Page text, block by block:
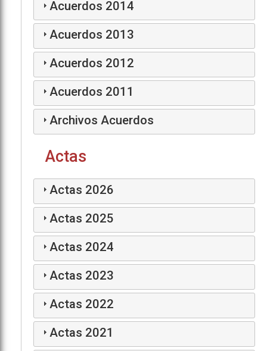
Acuerdos 2014
Acuerdos 2013
Acuerdos 2012
Acuerdos 2011
Archivos Acuerdos
Actas
Actas 2026
Actas 2025
Actas 2024
Actas 2023
Actas 2022
Actas 2021